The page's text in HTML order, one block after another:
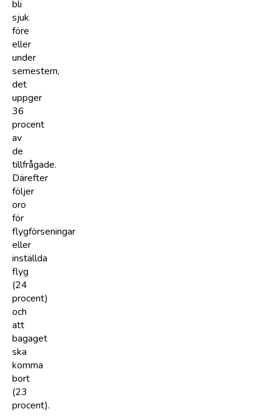
bli
sjuk
före
eller
under
semestern,
det
uppger
36
procent
av
de
tillfrågade.
Därefter
följer
oro
för
flygförseningar
eller
inställda
flyg
(24
procent)
och
att
bagaget
ska
komma
bort
(23
procent).